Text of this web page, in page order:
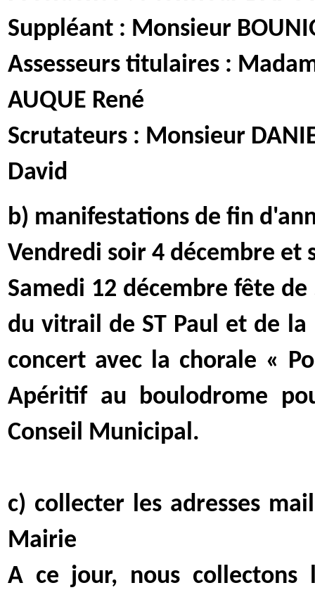
Suppléant : Monsieur
Assesseurs titulaires :
AUQUE René
Scrutateurs : Monsieur
David
b) manifestations de fin
Vendredi soir 4 décembre et
Samedi 12 décembre fête
du vitrail de ST Paul et de
concert avec la chorale «
Apéritif au boulodrome
Conseil Municipal.
c) collecter les adresses
Mairie
A ce jour, nous collectons